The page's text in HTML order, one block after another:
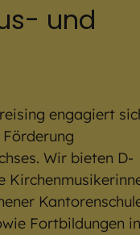
und
engagiert
Wir bieten D-
Fortbildungen in